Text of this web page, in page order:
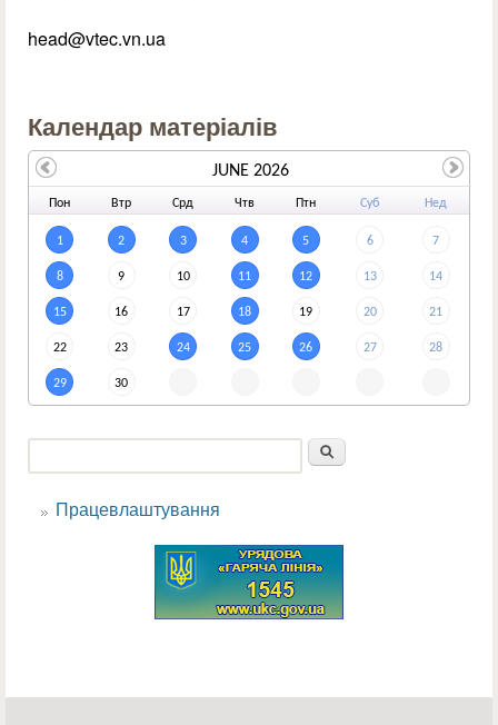
head@vtec.vn.ua
Календар матеріалів
Пон Втр Срд Чтв Птн Суб Нед
1 2 3 4 5 6 7
8 9 10 11 12 13 14
15 16 17 18 19 20 21
22 23 24 25 26 27 28
29 30
JUNE 2026
Пошукова форма
Працевлаштування